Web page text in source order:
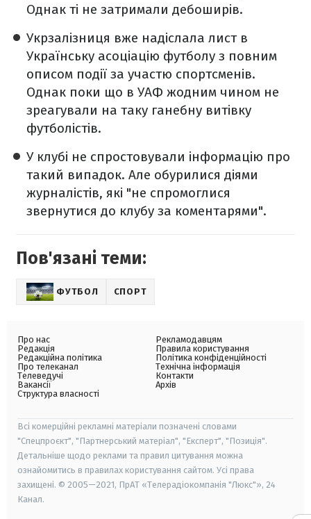
Однак ті не затримали дебоширів.
Укрзалізниця вже надіслала лист в
Українську асоціацію футболу з повним
описом події за участю спортсменів.
Однак поки що в УАФ жодним чином не
зреагували на таку ганебну витівку
футболістів.
У клубі не спростовували інформацію про
такий випадок. Але обурилися діями
журналістів, які "не спромоглися
звернутися до клубу за коментарями".
Пов'язані теми:
ФУТБОЛ СПОРТ
Про нас
Редакція
Редакційна політика
Про телеканал
Телеведучі
Вакансії
Структура власності
Рекламодавцям
Правила користування
Політика конфіденційності
Технічна інформація
Контакти
Архів
Всі комерційні рекламні матеріали позначені словами
"Спецпроєкт", "Партнерський матеріал", "Експерт", "Позиція".
Детальніше щодо реклами та правил цитування можна
ознайомитись в правилах користування сайтом. Усі права
захищені. © 2005—2021, ПрАТ «Телерадіокомпанія "Люкс"», 24
Канал.